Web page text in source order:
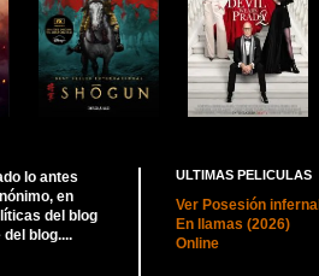
lo antes
en
del blog
blog....
ULTIMAS PELICULAS
Ver Posesión infernal
En llamas (2026)
Online